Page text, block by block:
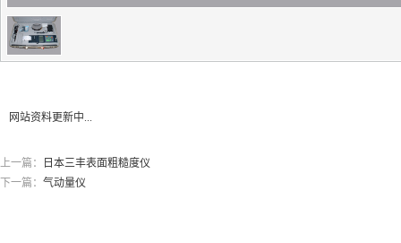
网站资料更新中...
上一篇：
日本三丰表面粗糙度仪
下一篇： 气动量仪